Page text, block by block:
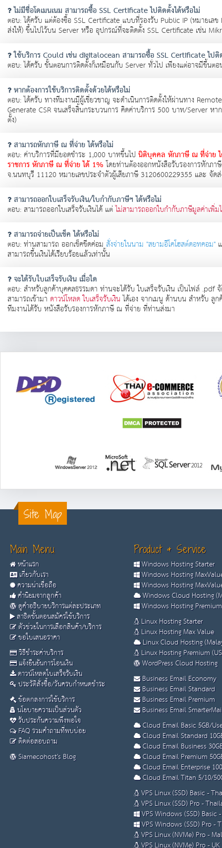
ไม่มีชื่อโดเมนเนม สามารถซื้อ SSL Certificate ไปติดตั้งได้หรือไม่
ตอบ: ได้ครับ แต่ต้องซื้อ SSL Certificate แบบที่รองรับ Public IP (หมายเล
ส่งให้) ขึ้นไปไว้บน Server หรือ อุปกรณ์ที่จะติดตั้ง SSL Certificate เช่น
ใช้บริการ Could เช่น digitalocean สามารถซื้อ SSL Certificate ไปติ
ตอบ: ได้ครับ ขั้นตอนการติดตั้งก็เหมือนกับ Server ทั่วไป เพียงแต่อาจมีขึ้นตอ
หากต้องการใช้บริการติดตั้งด้วยได้หรือไม่
ตอบ: ได้ครับ ทางทีมงานมีผู้เชี่ยวชาญ จะดำเนินการติดตั้งให้ผ่านทาง
Generate CSR จนเสร็จสิ้นกระบวนการ คิดค่าบริการ 500 บาท/Server หา
ตั้ง)
สามารถหักภาษี ณ ที่จ่าย ได้หรือไม่
ตอบ: ค่าบริการที่มียอดชำระ 1,000 บาทขึ้นไป นิติบุคคล หักภาษี ณ ที่จ่าย
ราชการ หักภาษี ณ ที่จ่าย ได้ 1%โดยท่านต้องออกหนังสือรับรองการหักภ
จ.นนทบุรี 11120 หมายเลขประจำตัวผู้เสียภาษี 3120600229355 และ จัด
สามารถออกใบเสร็จรับเงิน/ใบกำกับภาษีฯ ได้หรือไม่
ตอบ: สามารถออกใบเสร็จรับเงินได้ แต่ไม่สามารถออกใบกำกับภาษีมูลค่าเพิ่ม
สามารถจ่ายเป็นเช็ค ได้หรือไม่
ตอบ: ท่านสามารถ ออกเช็คขีดค่อมสั่งจ่ายในนาม "สยามอีโคโฮสต์ดอทคอม"
สามารถขึ้นเงินได้เรียบร้อยแล้วเท่านั้น
จะได้รับใบเสร็จรับเงิน เมื่อใด
ตอบ: สำหรับลูกค้าบุคคลธรรมดา ท่านจะได้รับ ใบเสร็จรับเงิน เป็นไฟล์ .pdf
สามารถเข้ามา ดาวน์โหลด ใบเสร็จรับเงินได้เอง จากเมนู ด้านบน สำหรับ ลู
ทีมงานได้รับ หนังสือรับรองการหักภาษี ณ ที่จ่าย ที่ท่านส่งมา
Site Map
Main Menu
หน้าแรก
เกี่ยวกับเรา
ความน่าเชื่อถือ
คำนิยมจากลูกค้า
ดูคำอธิบายบริการแต่ละประเภท
สาธิตขั้นตอนสมัครใช้บริการ
ตัวช่วยในการเลือกสินค้า/บริการ
ขอใบเสนอราคา
วิธีชำระค่าบริการ
แจ้งยืนยันการโอนเงิน
ดาวน์โหลดใบเสร็จรับเงิน
ประวัติสั่งซื้อ/วันครบกำหนดชำระ
ข้อตกลงการใช้บริการ
นโยบายความเป็นส่วนตัว
รับประกันความพึงพอใจ
FAQ รวมคำถามที่พบบ่อย
ติดต่อสอบถาม
Siamecohost's Blog
Product & Service
Windows Hosting Starter
Windows Hosting
Windows Hosting
Windows Cloud Hosting
Windows Hosting
Linux Hosting Starter
Linux Hosting Max Value
Linux Cloud Hosting
Linux Hosting Premium
WordPress Cloud Hosting
Business Email Economy
Business Email Standard
Business Email Premium
Business Email
Cloud Email Basic 5GB/
Cloud Email Standard
Cloud Email Business
Cloud Email Premium
Cloud Email Enterprise
Cloud Email Titan 5/10/
VPS Linux (SSD) Basic -
VPS Linux (SSD) Pro -
VPS Windows (SSD) Basic
VPS Windows (SSD) Pro -
VPS Linux (NVMe) Pro -